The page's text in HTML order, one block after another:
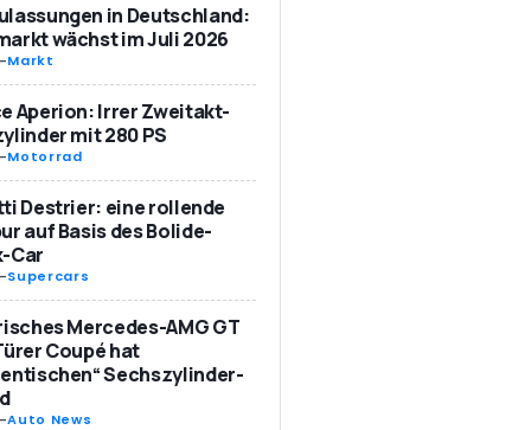
in Deutschland:
wächst im Juli 2026
-Markt
Aperion: Irrer Zweitakt-
mit 280 PS
-Motorrad
Destrier: eine rollende
auf Basis des Bolide-
Car
-Supercars
Mercedes-AMG GT
Coupé hat
Sechszylinder-
-Auto News